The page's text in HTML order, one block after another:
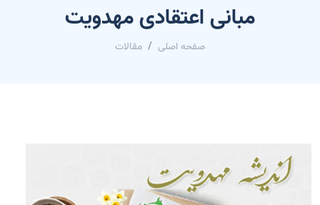
مبانی اعتقادی مهدویت
صفحه اصلی مقالات